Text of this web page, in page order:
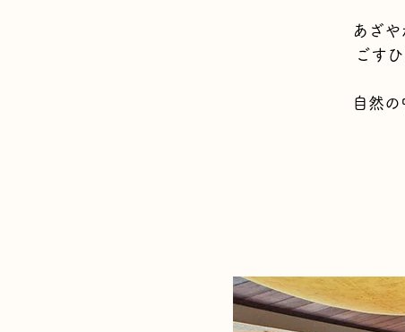
あざ
ごす
自然